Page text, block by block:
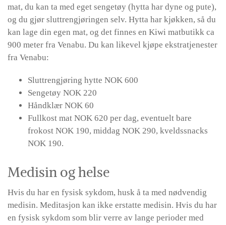
mat, du kan ta med eget sengetøy (hytta har dyne og pute),
og du gjør sluttrengjøringen selv. Hytta har kjøkken, så du
kan lage din egen mat, og det finnes en Kiwi matbutikk ca
900 meter fra Venabu. Du kan likevel kjøpe ekstratjenester
fra Venabu:
Sluttrengjøring hytte NOK 600
Sengetøy NOK 220
Håndklær NOK 60
Fullkost mat NOK 620 per dag, eventuelt bare
frokost NOK 190, middag NOK 290, kveldssnacks
NOK 190.
Medisin og helse
Hvis du har en fysisk sykdom, husk å ta med nødvendig
medisin. Meditasjon kan ikke erstatte medisin. Hvis du har
en fysisk sykdom som blir verre av lange perioder med